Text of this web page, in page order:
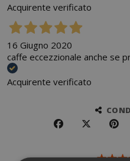
Acquirente verificato
16 Giugno 2020
caffe eccezzionale anche se
Acquirente verificato